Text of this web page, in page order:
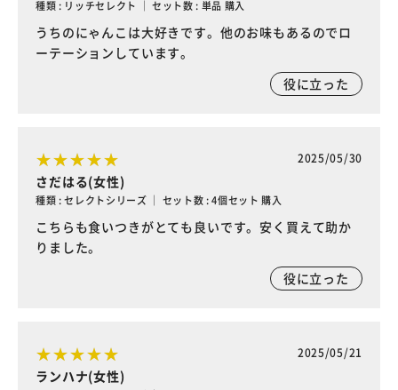
種類 : リッチセレクト ｜ セット数 : 単品 購入
うちのにゃんこは大好きです。他のお味もあるのでロ
ーテーションしています。
役に立った
2025/05/30
さだはる(女性)
種類 : セレクトシリーズ ｜ セット数 : 4個セット 購入
こちらも食いつきがとても良いです。安く買えて助か
りました。
役に立った
2025/05/21
ランハナ(女性)